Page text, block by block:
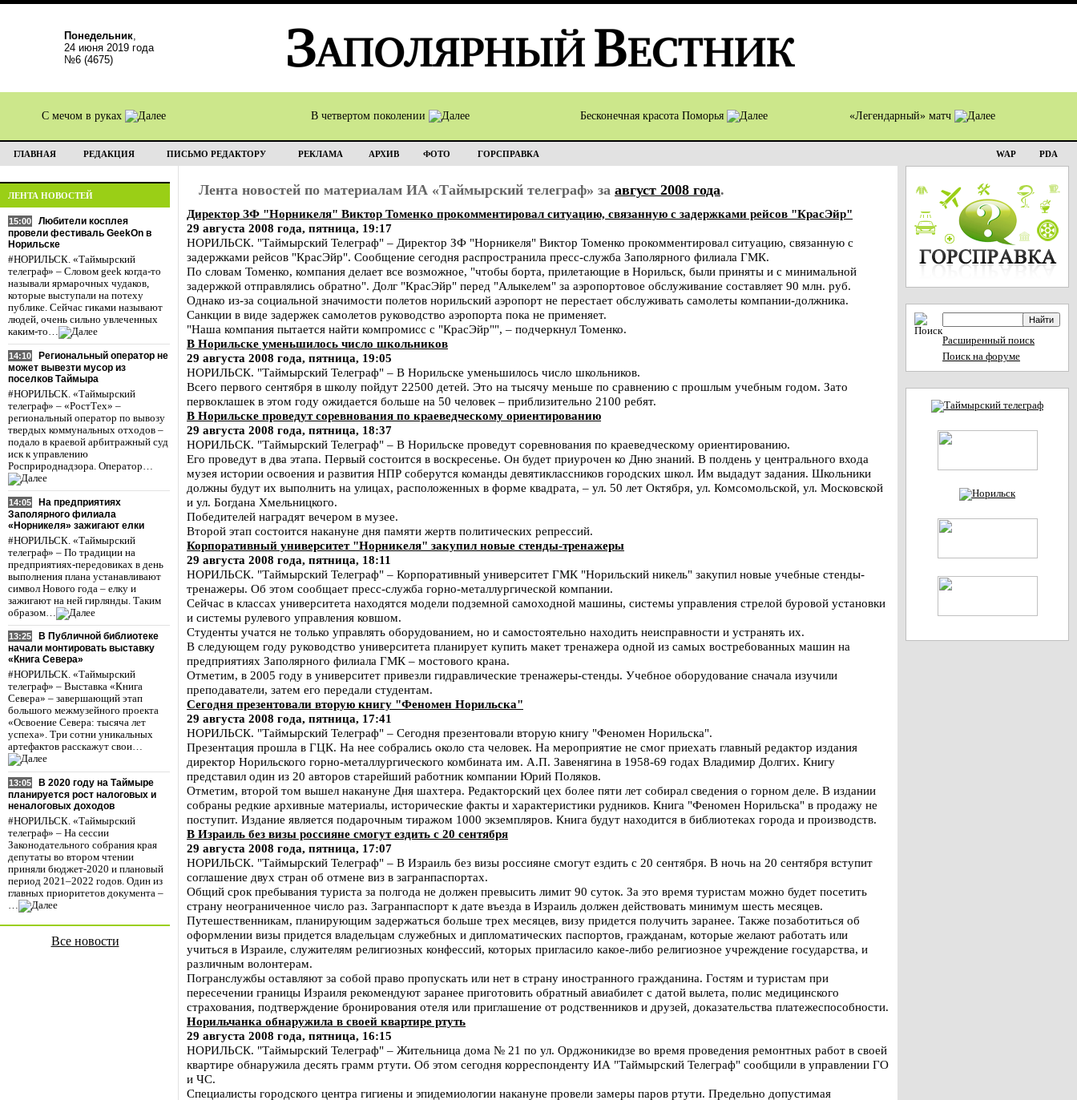
Понедельник,
24 июня 2019 года
№6 (4675)
С мечом в руках В четвертом поколении Бесконечная красота Поморья «Легендарный» матч
ГЛАВНАЯ РЕДАКЦИЯ ПИСЬМО РЕДАКТОРУ РЕКЛАМА АРХИВ ФОТО ГОРСПРАВКА WAP PDA
ЛЕНТА НОВОСТЕЙ
15:00
Любители косплея
провели фестиваль GeekOn в
Норильске
#НОРИЛЬСК. «Таймырский
телеграф» – Словом geek когда-то
называли ярмарочных чудаков,
которые выступали на потеху
публике. Сейчас гиками называют
людей, очень сильно увлеченных
каким-то…
14:10
Региональный оператор не
может вывезти мусор из
поселков Таймыра
#НОРИЛЬСК. «Таймырский
телеграф» – «РостТех» –
региональный оператор по вывозу
твердых коммунальных отходов –
подало в краевой арбитражный суд
иск к управлению
Росприроднадзора. Оператор…
14:05
На предприятиях
Заполярного филиала
«Норникеля» зажигают елки
#НОРИЛЬСК. «Таймырский
телеграф» – По традиции на
предприятиях-передовиках в день
выполнения плана устанавливают
символ Нового года – елку и
зажигают на ней гирлянды. Таким
образом…
13:25
В Публичной библиотеке
начали монтировать выставку
«Книга Севера»
#НОРИЛЬСК. «Таймырский
телеграф» – Выставка «Книга
Севера» – завершающий этап
большого межмузейного проекта
«Освоение Севера: тысяча лет
успеха». Три сотни уникальных
артефактов расскажут свои…
13:05
В 2020 году на Таймыре
планируется рост налоговых и
неналоговых доходов
#НОРИЛЬСК. «Таймырский
телеграф» – На сессии
Законодательного собрания края
депутаты во втором чтении
приняли бюджет-2020 и плановый
период 2021–2022 годов. Один из
главных приоритетов документа –
…
Все новости
Лента новостей по материалам ИА «Таймырский телеграф» за август 2008 года.
Директор ЗФ "Норникеля" Виктор Томенко прокомментировал ситуацию, связанную с задержками рейсов "КрасЭйр"
29 августа 2008 года, пятница, 19:17
НОРИЛЬСК. "Таймырский Телеграф" – Директор ЗФ "Норникеля" Виктор Томенко прокомментировал ситуацию, связанную с
задержками рейсов "КрасЭйр". Сообщение сегодня распространила пресс-служба Заполярного филиала ГМК.
По словам Томенко, компания делает все возможное, "чтобы борта, прилетающие в Норильск, были приняты и с минимальной
задержкой отправлялись обратно". Долг "КрасЭйр" перед "Алыкелем" за аэропортовое обслуживание составляет 90 млн. руб.
Однако из-за социальной значимости полетов норильский аэропорт не перестает обслуживать самолеты компании-должника.
Санкции в виде задержек самолетов руководство аэропорта пока не применяет.
"Наша компания пытается найти компромисс с "КрасЭйр"", – подчеркнул Томенко.
В Норильске уменьшилось число школьников
29 августа 2008 года, пятница, 19:05
НОРИЛЬСК. "Таймырский Телеграф" – В Норильске уменьшилось число школьников.
Всего первого сентября в школу пойдут 22500 детей. Это на тысячу меньше по сравнению с прошлым учебным годом. Зато
первоклашек в этом году ожидается больше на 50 человек – приблизительно 2100 ребят.
В Норильске проведут соревнования по краеведческому ориентированию
29 августа 2008 года, пятница, 18:37
НОРИЛЬСК. "Таймырский Телеграф" – В Норильске проведут соревнования по краеведческому ориентированию.
Его проведут в два этапа. Первый состоится в воскресенье. Он будет приурочен ко Дню знаний. В полдень у центрального входа
музея истории освоения и развития НПР соберутся команды девятиклассников городских школ. Им выдадут задания. Школьники
должны будут их выполнить на улицах, расположенных в форме квадрата, – ул. 50 лет Октября, ул. Комсомольской, ул. Московской
и ул. Богдана Хмельницкого.
Победителей наградят вечером в музее.
Второй этап состоится накануне дня памяти жертв политических репрессий.
Корпоративный университет "Норникеля" закупил новые стенды-тренажеры
29 августа 2008 года, пятница, 18:11
НОРИЛЬСК. "Таймырский Телеграф" – Корпоративный университет ГМК "Норильский никель" закупил новые учебные стенды-
тренажеры. Об этом сообщает пресс-служба горно-металлургической компании.
Сейчас в классах университета находятся модели подземной самоходной машины, системы управления стрелой буровой установки
и системы рулевого управления ковшом.
Студенты учатся не только управлять оборудованием, но и самостоятельно находить неисправности и устранять их.
В следующем году руководство университета планирует купить макет тренажера одной из самых востребованных машин на
предприятиях Заполярного филиала ГМК – мостового крана.
Отметим, в 2005 году в университет привезли гидравлические тренажеры-стенды. Учебное оборудование сначала изучили
преподаватели, затем его передали студентам.
Сегодня презентовали вторую книгу "Феномен Норильска"
29 августа 2008 года, пятница, 17:41
НОРИЛЬСК. "Таймырский Телеграф" – Сегодня презентовали вторую книгу "Феномен Норильска".
Презентация прошла в ГЦК. На нее собрались около ста человек. На мероприятие не смог приехать главный редактор издания
директор Норильского горно-металлургического комбината им. А.П. Завенягина в 1958-69 годах Владимир Долгих. Книгу
представил один из 20 авторов старейший работник компании Юрий Поляков.
Отметим, второй том вышел накануне Дня шахтера. Редакторский цех более пяти лет собирал сведения о горном деле. В издании
собраны редкие архивные материалы, исторические факты и характеристики рудников. Книга "Феномен Норильска" в продажу не
поступит. Издание является подарочным тиражом 1000 экземпляров. Книга будут находится в библиотеках города и производств.
В Израиль без визы россияне смогут ездить с 20 сентября
29 августа 2008 года, пятница, 17:07
НОРИЛЬСК. "Таймырский Телеграф" – В Израиль без визы россияне смогут ездить с 20 сентября. В ночь на 20 сентября вступит
соглашение двух стран об отмене виз в загранпаспортах.
Общий срок пребывания туриста за полгода не должен превысить лимит 90 суток. За это время туристам можно будет посетить
страну неограниченное число раз. Загранпаспорт к дате въезда в Израиль должен действовать минимум шесть месяцев.
Путешественникам, планирующим задержаться больше трех месяцев, визу придется получить заранее. Также позаботиться об
оформлении визы придется владельцам служебных и дипломатических паспортов, гражданам, которые желают работать или
учиться в Израиле, служителям религиозных конфессий, которых пригласило какое-либо религиозное учреждение государства, и
различным волонтерам.
Погранслужбы оставляют за собой право пропускать или нет в страну иностранного гражданина. Гостям и туристам при
пересечении границы Израиля рекомендуют заранее приготовить обратный авиабилет с датой вылета, полис медицинского
страхования, подтверждение бронирования отеля или приглашение от родственников и друзей, доказательства платежеспособности.
Норильчанка обнаружила в своей квартире ртуть
29 августа 2008 года, пятница, 16:15
НОРИЛЬСК. "Таймырский Телеграф" – Жительница дома № 21 по ул. Орджоникидзе во время проведения ремонтных работ в своей
квартире обнаружила десять грамм ртути. Об этом сегодня корреспонденту ИА "Таймырский Телеграф" сообщили в управлении ГО
и ЧС.
Специалисты городского центра гигиены и эпидемиологии накануне провели замеры паров ртути. Предельно допустимая
Расширенный поиск
Поиск на форуме